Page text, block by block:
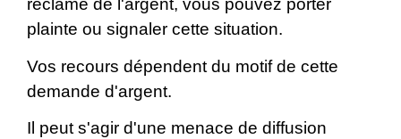
réclame de l'argent, vous pouvez porter
plainte ou signaler cette situation.
Vos recours dépendent du motif de cette
demande d'argent.
Il peut s'agir d'une menace de diffusion